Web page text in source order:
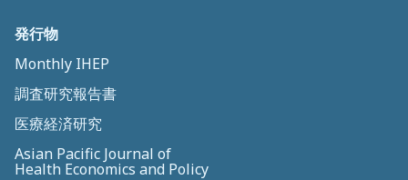
発行物
Monthly IHEP
調査研究報告書
医療経済研究
Asian Pacific Journal of
Health Economics and Policy